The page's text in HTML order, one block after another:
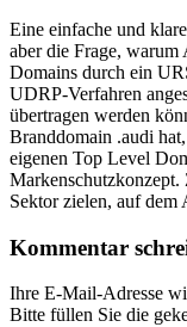
Eine einfache und
aber die Frage,
Domains durch ein
UDRP-Verfahren
übertragen werden
Branddomain .audi
eigenen Top Level
Markenschutzkonzept.
Sektor zielen, auf dem
Kommentar
Ihre E-Mail-Adresse
Bitte füllen Sie die